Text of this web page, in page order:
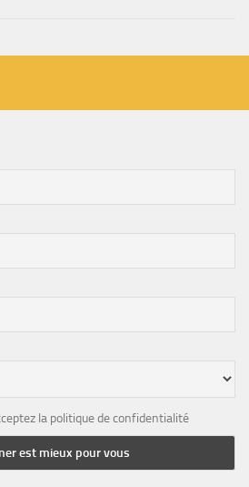
la politique de confidentialité